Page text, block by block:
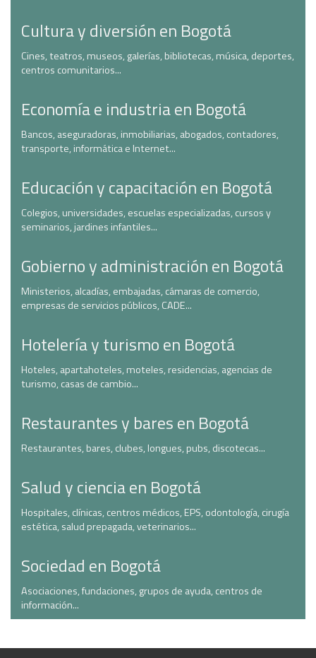
Cultura y diversión en Bogotá
Cines, teatros, museos, galerías, bibliotecas, música, deportes,
centros comunitarios...
Economía e industria en Bogotá
Bancos, aseguradoras, inmobiliarias, abogados, contadores,
transporte, informática e Internet...
Educación y capacitación en Bogotá
Colegios, universidades, escuelas especializadas, cursos y
seminarios, jardines infantiles...
Gobierno y administración en Bogotá
Ministerios, alcadías, embajadas, cámaras de comercio,
empresas de servicios públicos, CADE...
Hotelería y turismo en Bogotá
Hoteles, apartahoteles, moteles, residencias, agencias de
turismo, casas de cambio...
Restaurantes y bares en Bogotá
Restaurantes, bares, clubes, longues, pubs, discotecas...
Salud y ciencia en Bogotá
Hospitales, clínicas, centros médicos, EPS, odontología, cirugía
estética, salud prepagada, veterinarios...
Sociedad en Bogotá
Asociaciones, fundaciones, grupos de ayuda, centros de
información...